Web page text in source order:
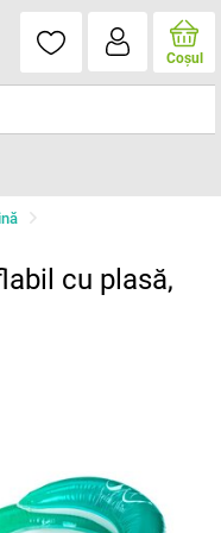
Coşul
cu plasă,